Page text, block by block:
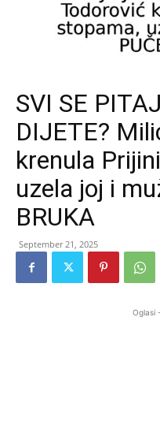
SVI SE
DIJETE?
krenula
uzela joj i
BRUKA
September 21, 2025
Oglasi